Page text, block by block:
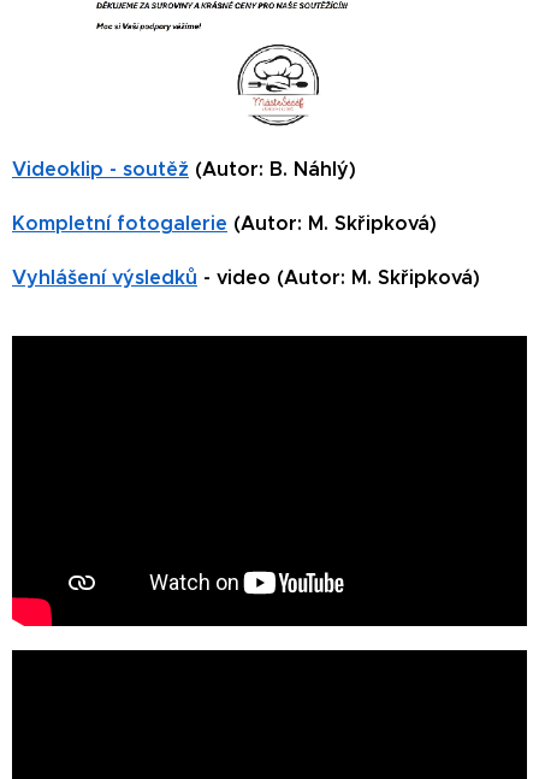
Videoklip - soutěž (Autor: B. Náhlý)
Kompletní fotogalerie (Autor: M. Skřipková)
Vyhlášení výsledků - video (Autor: M. Skřipková)